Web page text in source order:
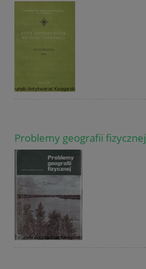
Problemy geografii fizycznej